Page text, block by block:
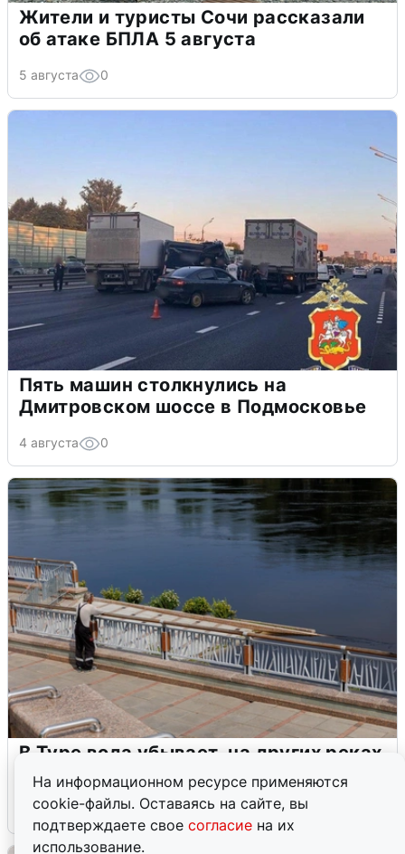
На информационном ресурсе применяются
cookie-файлы. Оставаясь на сайте, вы
подтверждаете свое согласие на их
использование.
Жители и туристы Сочи рассказали
об атаке БПЛА 5 августа
5 августа 0
Пять машин столкнулись на
Дмитровском шоссе в Подмосковье
4 августа 0
В Туре вода убывает, на других реках
области прибывает
4 августа 0